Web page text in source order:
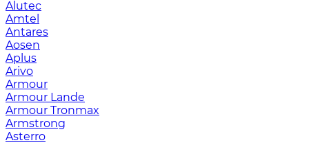
Alutec
Amtel
Antares
Aosen
Aplus
Arivo
Armour
Armour Lande
Armour Tronmax
Armstrong
Asterro